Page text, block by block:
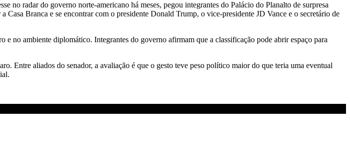
radar do governo norte-americano há meses, pegou integrantes do Palácio do Planalto de surpresa
Branca e se encontrar com o presidente Donald Trump, o vice-presidente JD Vance e o secretário de
no ambiente diplomático. Integrantes do governo afirmam que a classificação pode abrir espaço para
Entre aliados do senador, a avaliação é que o gesto teve peso político maior do que teria uma eventual